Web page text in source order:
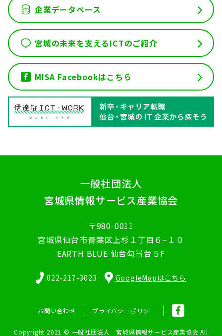
企業データベース
宮城の未来を支えるICTのご紹介
MISA Facebookはこちら
一般社団法人
宮城県情報サービス産業協会
〒980-0011
宮城県仙台市青葉区上杉１丁目６−１０
EARTH BLUE 仙台勾当台５F
022-217-3023 GoogleMapはこちら
お問い合わせ プライバシーポリシー
Copyright 2021 © 一般社団法人 宮城県情報サービス産業協会 All